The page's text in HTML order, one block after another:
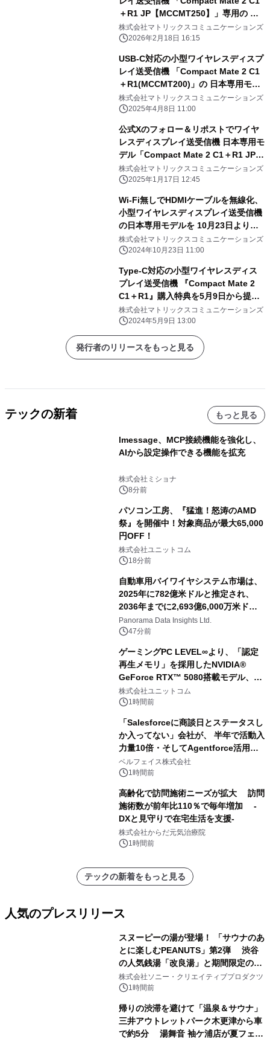
＋R1 JP【MCCMT250】」専用の シ
リコンプロテクター「ホワイトハッ
ト」を開発 2026年2月より同梱開始
株式会社マトリックスコミュニケーションズ
2026年2月18日 16:15
USB-C対応の小型ワイヤレスディスプ
レイ送受信機 「Compact Mate 2 C1
＋R1(MCCMT200)」の 日本専用モデ
ル「Compact Mate 2 C1＋R1
JP(MCCMT250)」 への移行による販
株式会社マトリックスコミュニケーションズ
2025年4月8日 11:00
公式Xのフォロー＆リポストでワイヤ
レスディスプレイ送受信機 日本専用モ
デル「Compact Mate 2 C1＋R1 JP」
を プレゼントするキャンペーンを1月
17日より開催！
株式会社マトリックスコミュニケーションズ
2025年1月17日 12:45
Wi-Fi無しでHDMIケーブルを無線化、
小型ワイヤレスディスプレイ送受信機
の日本専用モデルを 10月23日より先
行発売
株式会社マトリックスコミュニケーションズ
2024年10月23日 11:00
Type-C対応の小型ワイヤレスディス
プレイ送受信機 『Compact Mate 2
C1＋R1』購入特典を5月9日から提供
開始
株式会社マトリックスコミュニケーションズ
2024年5月9日 13:00
発行者のリリースをもっと見る
テックの新着 もっと見る
lmessage、MCP接続機能を強化し、
AIから設定操作できる機能を拡充
株式会社ミショナ
8分前
パソコン工房、『猛進！怒涛のAMD
祭』を開催中！対象商品が最大65,000
円OFF！
株式会社ユニットコム
18分前
自動車用バイワイヤシステム市場は、
2025年に782億米ドルと推定され、
2036年までに2,693億6,000万米ドル
に達すると予測されており、予測期間
（2026年～2036年）
Panorama Data Insights Ltd.
47分前
ゲーミングPC LEVEL∞より、「認定
再生メモリ」を採用したNVIDIA®
GeForce RTX™ 5080搭載モデル、
NVIDIA® GeForce RTX™ 5070 Ti搭
載モデルを販売開始
株式会社ユニットコム
1時間前
「Salesforceに商談日とステータスし
か入ってない」会社が、 半年で活動入
力量10倍・そしてAgentforce活用へ
── 敷島住宅×bellSalesAI事例公開
ベルフェイス株式会社
1時間前
高齢化で訪問施術ニーズが拡大 訪問
施術数が前年比110％で毎年増加 -
DXと見守りで在宅生活を支援-
株式会社からだ元気治療院
1時間前
テックの新着をもっと見る
人気のプレスリリース
スヌーピーの湯が登場！ 「サウナのあ
とに楽しむPEANUTS」第2弾 渋谷
の人気銭湯「改良湯」と期間限定のコ
ラボレーション サウナイキタイコラ
ボグッズも発売決定！
株式会社ソニー・クリエイティブプロダクツ
1時間前
帰りの渋滞を避けて「温泉＆サウナ」
三井アウトレットパーク木更津から車
で約5分 湯舞音 袖ケ浦店が夏フェア